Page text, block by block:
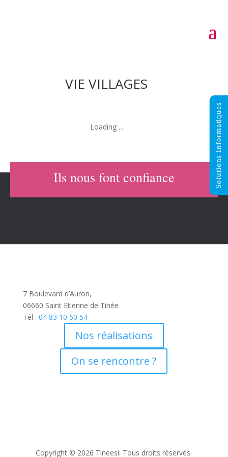
VIE VILLAGES
Ils nous font confiance
7 Boulevard d’Auron,
06660 Saint Etienne de Tinée
Tél : 04 83 10 60 54
Nos réalisations
On se rencontre ?
Copyright © 2026 Tineesi. Tous droits réservés.
Solutions Informatiques